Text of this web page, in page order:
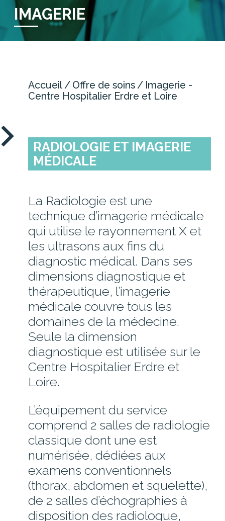
NOUS CONTACTER
CHIRURGIE
GYNÉCOLOGIE-OBSTÉTRIQUE /
MATERNITÉ
MÉDECINE
PERSONNES AGÉES
SOINS MÉDICAUX ET DE
URGENCES
ESPACE PATIENT
CONSULTATIONS – PRENDRE UN
RENDEZ-VOUS
FORMALITÉS ADMINISTRATIVES
HOSPITALISATION
PERMANENCE D’ACCÈS AUX SOINS
DE SANTÉ (PASS)
UNITÉ TERRITORIALE DÉPISTAGE
ET VACCINATION DU PAYS
D’ANCENIS
PHARMACIE
LIVRET D’ACCUEIL
ACCÈS AU DOSSIER MÉDICAL
QUESTIONNAIRES DE
SATISFACTION
ESPACE RÉSIDENT
EHPAD ANCENIS
IMAGERIE
Accueil Offre de soins
Imagerie -
Centre Hospitalier Erdre et Loire
RADIOLOGIE ET IMAGERIE
MÉDICALE
La Radiologie est une
technique d’imagerie médicale
qui utilise le rayonnement X et
les ultrasons aux fins du
diagnostic médical. Dans ses
dimensions diagnostique et
thérapeutique, l’imagerie
médicale couvre tous les
domaines de la médecine.
Seule la dimension
diagnostique est utilisée sur le
Centre Hospitalier Erdre et
Loire.
L’équipement du service
comprend 2 salles de radiologie
classique dont une est
numérisée, dédiées aux
examens conventionnels
(thorax, abdomen et squelette),
de 2 salles d’échographies à
disposition des radiologue,